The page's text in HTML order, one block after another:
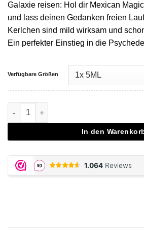
Galaxie reisen: Hol dir Mexican
und lass deinen Gedanken freien
Kerlchen sind mild wirksam und
Ein perfekter Einstieg in die
Verfügbare Größen
Mexican Magic Mushroom Spores
In den